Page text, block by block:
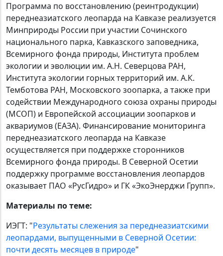
Программа по восстановлению (реинтродукции)
переднеазиатского леопарда на Кавказе реализуется
Минприроды России при участии Сочинского
национального парка, Кавказского заповедника,
Всемирного фонда природы, Института проблем
экологии и эволюции им. А.Н. Северцова РАН,
Института экологии горных территорий им. А.К.
Темботова РАН, Московского зоопарка, а также при
содействии Международного союза охраны природы
(МСОП) и Европейской ассоциации зоопарков и
аквариумов (ЕАЗА). Финансирование мониторинга
переднеазиатского леопарда на Кавказе
осуществляется при поддержке сторонников
Всемирного фонда природы. В Северной Осетии
поддержку программе восстановления леопардов
оказывает ПАО «РусГидро» и ГК «ЭкоЭнерджи Групп».
Материалы по теме:
ИЭГТ: "Результаты слежения за переднеазиатскими
леопардами, выпущенными в Северной Осетии:
почти десять месяцев в природе"